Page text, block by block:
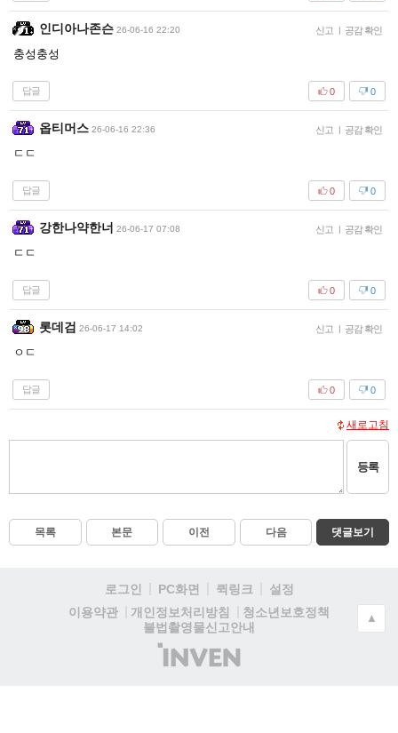
인디아나존슨 26-06-16 22:20 신고 | 공감 확인
충성충성
답글 0
0
옵티머스 26-06-16 22:36 신고 | 공감 확인
ㄷㄷ
답글 0
0
강한나약한너 26-06-17 07:08 신고 | 공감 확인
ㄷㄷ
답글 0
0
롯데검 26-06-17 14:02 신고 | 공감 확인
ㅇㄷ
답글 0
0
새로고침
등록
목록 본문 이전 다음 댓글보기
로그인 PC화면 퀵링크
설정
이용약관
개인정보처리방침
청소년보호정책
불법촬영물신고안내
(주)
인
▲